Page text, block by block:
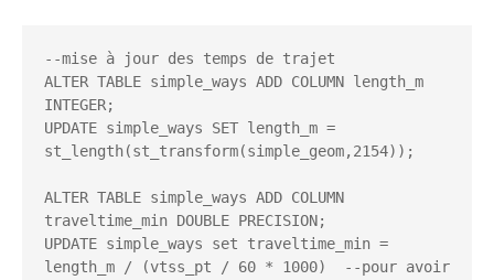
--mise à jour des temps de trajet
ALTER TABLE simple_ways ADD COLUMN length_m
INTEGER;
UPDATE simple_ways SET length_m =
st_length(st_transform(simple_geom,2154));
ALTER TABLE simple_ways ADD COLUMN
traveltime_min DOUBLE PRECISION;
UPDATE simple_ways set traveltime_min =
length_m / (vtss_pt / 60 * 1000)  --pour avoir